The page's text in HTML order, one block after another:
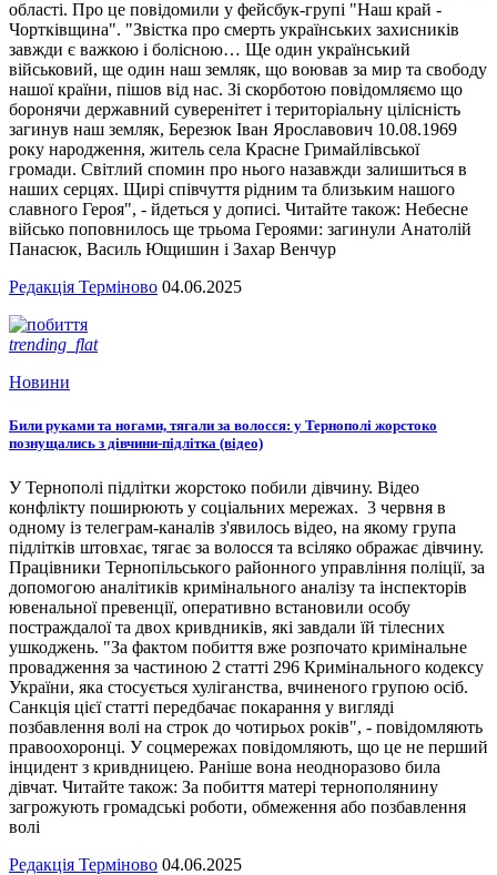
області. Про це повідомили у фейсбук-групі "Наш край -
Чортківщина". "Звістка про смерть українських захисників
завжди є важкою і болісною… Ще один український
військовий, ще один наш земляк, що воював за мир та свободу
нашої країни, пішов від нас. Зі скорботою повідомляємо що
боронячи державний суверенітет і територіальну цілісність
загинув наш земляк, Березюк Іван Ярославович 10.08.1969
року народження, житель села Красне Гримайлівської
громади. Світлий спомин про нього назавжди залишиться в
наших серцях. Щирі співчуття рідним та близьким нашого
славного Героя", - йдеться у дописі. Читайте також: Небесне
військо поповнилось ще трьома Героями: загинули Анатолій
Панасюк, Василь Ющишин і Захар Венчур
Редакція Терміново 04.06.2025
trending_flat
Новини
Били руками та ногами, тягали за волосся: у Тернополі жорстоко
познущались з дівчини-підлітка (відео)
У Тернополі підлітки жорстоко побили дівчину. Відео
конфлікту поширюють у соціальних мережах. 3 червня в
одному із телеграм-каналів з'явилось відео, на якому група
підлітків штовхає, тягає за волосся та всіляко ображає дівчину.
Працівники Тернопільського районного управління поліції, за
допомогою аналітиків кримінального аналізу та інспекторів
ювенальної превенції, оперативно встановили особу
постраждалої та двох кривдників, які завдали їй тілесних
ушкоджень. "За фактом побиття вже розпочато кримінальне
провадження за частиною 2 статті 296 Кримінального кодексу
України, яка стосується хуліганства, вчиненого групою осіб.
Санкція цієї статті передбачає покарання у вигляді
позбавлення волі на строк до чотирьох років", - повідомляють
правоохоронці. У соцмережах повідомляють, що це не перший
інцидент з кривдницею. Раніше вона неодноразово била
дівчат. Читайте також: За побиття матері тернополянину
загрожують громадські роботи, обмеження або позбавлення
волі
Редакція Терміново 04.06.2025